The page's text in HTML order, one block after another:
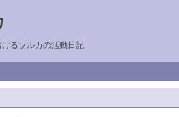
るソルカの活動日記